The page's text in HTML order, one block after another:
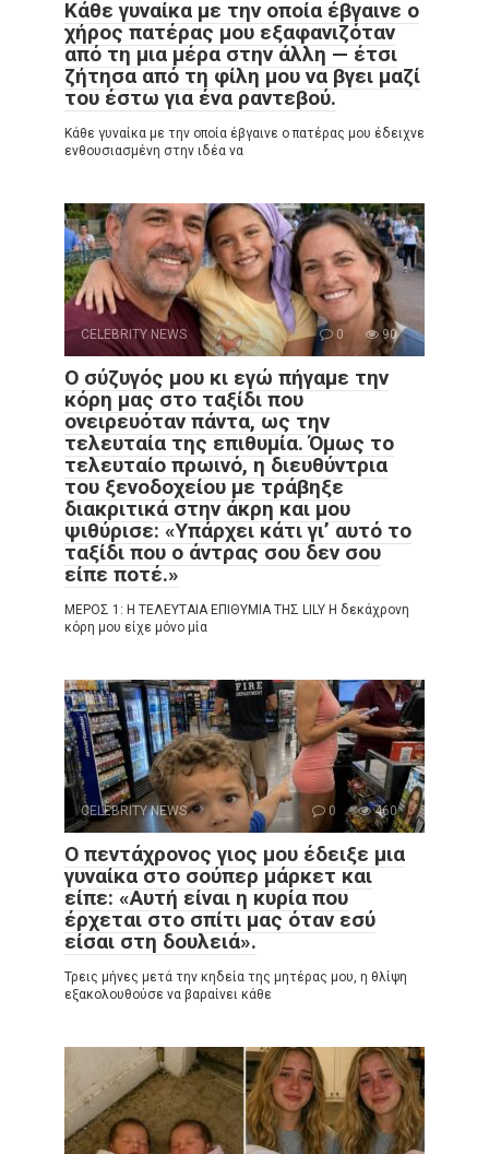
Κάθε γυναίκα με την οποία έβγαινε ο
χήρος πατέρας μου εξαφανιζόταν
από τη μια μέρα στην άλλη — έτσι
ζήτησα από τη φίλη μου να βγει μαζί
του έστω για ένα ραντεβού.
Κάθε γυναίκα με την οποία έβγαινε ο πατέρας μου έδειχνε
ενθουσιασμένη στην ιδέα να
CELEBRITY NEWS 0 90
Ο σύζυγός μου κι εγώ πήγαμε την
κόρη μας στο ταξίδι που
ονειρευόταν πάντα, ως την
τελευταία της επιθυμία. Όμως το
τελευταίο πρωινό, η διευθύντρια
του ξενοδοχείου με τράβηξε
διακριτικά στην άκρη και μου
ψιθύρισε: «Υπάρχει κάτι γι’ αυτό το
ταξίδι που ο άντρας σου δεν σου
είπε ποτέ.»
ΜΕΡΟΣ 1: Η ΤΕΛΕΥΤΑΙΑ ΕΠΙΘΥΜΙΑ ΤΗΣ LILY Η δεκάχρονη
κόρη μου είχε μόνο μία
CELEBRITY NEWS 0 460
Ο πεντάχρονος γιος μου έδειξε μια
γυναίκα στο σούπερ μάρκετ και
είπε: «Αυτή είναι η κυρία που
έρχεται στο σπίτι μας όταν εσύ
είσαι στη δουλειά».
Τρεις μήνες μετά την κηδεία της μητέρας μου, η θλίψη
εξακολουθούσε να βαραίνει κάθε